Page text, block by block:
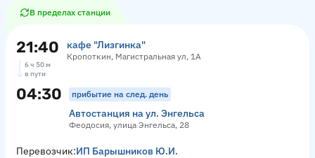
В пределах станции
21:40 кафе "Лизгинка"
Кропоткин, Магистральная ул, 1А
6 ч 50 м
в пути
04:30 прибытие на след. день
Автостанция на ул. Энгельса
Феодосия, улица Энгельса, 28
Перевозчик:ИП Барышников Ю.И.